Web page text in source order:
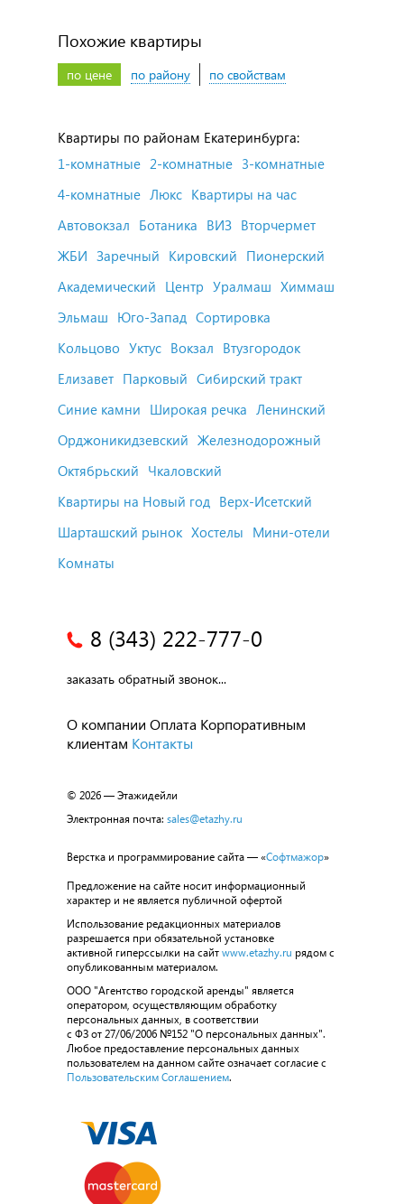
Похожие квартиры
по цене по району по свойствам
Квартиры по районам Екатеринбурга:
1-комнатные 2-комнатные 3-комнатные
4-комнатные Люкс Квартиры на час
Автовокзал Ботаника ВИЗ Вторчермет
ЖБИ Заречный Кировский Пионерский
Академический Центр Уралмаш Химмаш
Эльмаш Юго-Запад Сортировка
Кольцово Уктус Вокзал Втузгородок
Елизавет Парковый Сибирский тракт
Синие камни Широкая речка Ленинский
Орджоникидзевский Железнодорожный
Октябрьский Чкаловский
Квартиры на Новый год Верх-Исетский
Шарташский рынок Хостелы Мини-отели
Комнаты
8 (343) 222-777-0
заказать обратный звонок...
О компании Оплата Корпоративным
клиентам Контакты
© 2026 — Этажидейли
Электронная почта: sales@etazhy.ru
Верстка и программирование сайта — «Софтмажор»
Предложение на сайте носит информационный
характер и не является публичной офертой
Использование редакционных материалов
разрешается при обязательной установке
активной гиперссылки на сайт www.etazhy.ru рядом с
опубликованным материалом.
ООО "Агентство городской аренды" является
оператором, осуществляющим обработку
персональных данных, в соответствии
с ФЗ от 27/06/2006 №152 "О персональных данных".
Любое предоставление персональных данных
пользователем на данном сайте означает согласие с
Пользовательским Соглашением.